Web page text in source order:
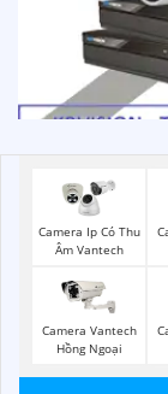
Camera Ip Có Thu
Âm Vantech
Camera Vantech
Hồng Ngoại